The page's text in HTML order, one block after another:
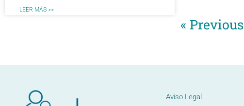
LEER MÁS >>
« Previous
Aviso Legal